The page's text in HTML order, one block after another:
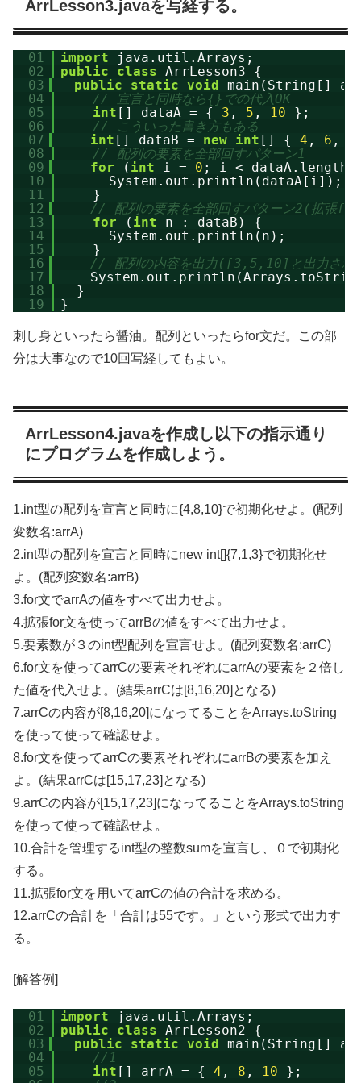
ArrLesson3.javaを写経する。
01 import
java.util.Arrays;
02
public class ArrLesson3 {
03
public static void main(String[]
04
// 宣言と同時なら{}での代入OK
05
int [] dataA = { 3 , 5 , 10
};
06
// こういった書き方もある
07
int [] dataB = new int [] { 4 , 6 ,
08
// 配列の要素を全部回すパターン1
09
for ( int i = 0 ; i <
10
System.out.println(dataA[i]);
11
}
12
// 配列の要素を全部回すパターン2(拡張
13
for ( int
n : dataB) {
14
System.out.println(n);
15
}
16
// 配列の内容を出力([3,5,10]と出力され
17
18
}
19
}
刺し身といったら醤油。配列といったらfor文だ。この部
分は大事なので10回写経してもよい。
ArrLesson4.javaを作成し以下の指示通り
にプログラムを作成しよう。
1.int型の配列を宣言と同時に{4,8,10}で初期化せよ。(配列
変数名:arrA)
2.int型の配列を宣言と同時にnew int[]{7,1,3}で初期化せ
よ。(配列変数名:arrB)
3.for文でarrAの値をすべて出力せよ。
4.拡張for文を使ってarrBの値をすべて出力せよ。
5.要素数が３のint型配列を宣言せよ。(配列変数名:arrC)
6.for文を使ってarrCの要素それぞれにarrAの要素を２倍し
た値を代入せよ。(結果arrCは[8,16,20]となる)
7.arrCの内容が[8,16,20]になってることをArrays.toString
を使って使って確認せよ。
8.for文を使ってarrCの要素それぞれにarrBの要素を加え
よ。(結果arrCは[15,17,23]となる)
9.arrCの内容が[15,17,23]になってることをArrays.toString
を使って使って確認せよ。
10.合計を管理するint型の整数sumを宣言し、０で初期化
する。
11.拡張for文を用いてarrCの値の合計を求める。
12.arrCの合計を「合計は55です。」という形式で出力す
る。
[解答例]
01 import
java.util.Arrays;
02
public class ArrLesson2 {
03
public static void main(String[]
04
//1
05
int [] arrA = { 4 , 8 , 10
};